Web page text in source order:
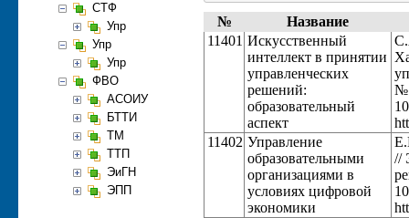
СТФ
Упр
Упр
Упр
ФВО
АСОИУ
БТТИ
ТМ
ТТП
ЭиГН
ЭПП
№
Название
11401 Искусственный
интеллект в принятии
управленческих
решений:
образовательный
аспект
№
11402 Управление
образовательными
организациями в
условиях цифровой
экономики
//